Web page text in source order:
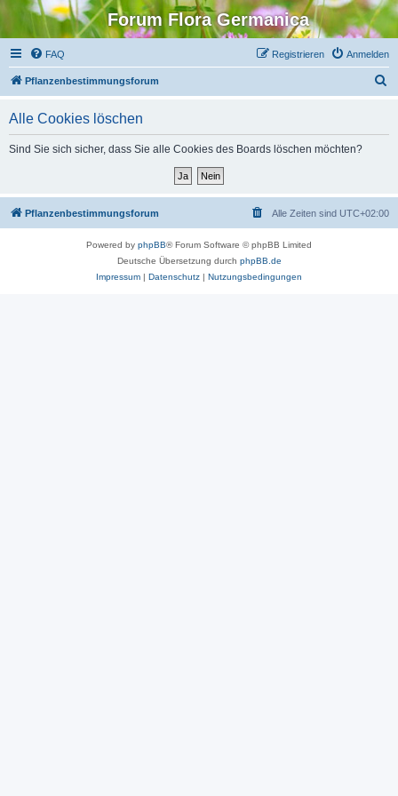
Forum Flora Germanica
FAQ Anmelden
Registrieren
Pflanzenbestimmungsforum
Alle Cookies löschen
Sind Sie sich sicher, dass Sie alle Cookies des Boards löschen möchten?
Pflanzenbestimmungsforum Alle Zeiten sind UTC+02:00
Powered by phpBB® Forum Software © phpBB Limited
Deutsche Übersetzung durch phpBB.de
Impressum | Datenschutz | Nutzungsbedingungen